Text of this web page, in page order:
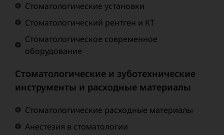
Стоматологические установки
Стоматологический рентген и КТ
Стоматологическое современное
оборудование
Стоматологические и зуботехнические
инструменты и расходные материалы
Стоматологические расходные материалы
Анестезия в стоматологии